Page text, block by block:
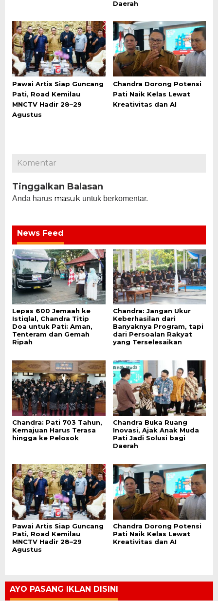
Daerah
Pawai Artis Siap Guncang
Pati, Road Kemilau
MNCTV Hadir 28–29
Agustus
Chandra Dorong Potensi
Pati Naik Kelas Lewat
Kreativitas dan AI
Komentar
Tinggalkan Balasan
Anda harus masuk untuk berkomentar.
News Feed
Lepas 600 Jemaah ke
Istiqlal, Chandra Titip
Doa untuk Pati: Aman,
Tenteram dan Gemah
Ripah
Chandra: Jangan Ukur
Keberhasilan dari
Banyaknya Program, tapi
dari Persoalan Rakyat
yang Terselesaikan
Chandra: Pati 703 Tahun,
Kemajuan Harus Terasa
hingga ke Pelosok
Chandra Buka Ruang
Inovasi, Ajak Anak Muda
Pati Jadi Solusi bagi
Daerah
Pawai Artis Siap Guncang
Pati, Road Kemilau
MNCTV Hadir 28–29
Agustus
Chandra Dorong Potensi
Pati Naik Kelas Lewat
Kreativitas dan AI
AYO PASANG IKLAN DISINI